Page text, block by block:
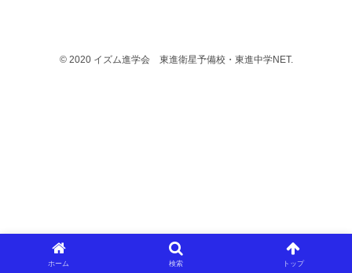
© 2020 イズム進学会 東進衛星予備校・東進中学NET.
ホーム 検索 トップ